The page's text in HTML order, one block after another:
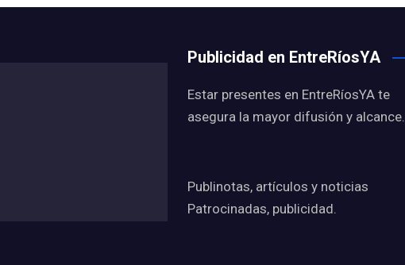
Publicidad en EntreRíosYA
Estar presentes en EntreRíosYA te
asegura la mayor difusión y alcance.
Publinotas, artículos y noticias
Patrocinadas, publicidad.